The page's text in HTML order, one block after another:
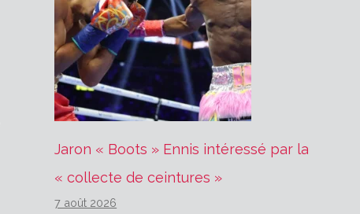
Jaron « Boots » Ennis intéressé par la
« collecte de ceintures »
7 août 2026